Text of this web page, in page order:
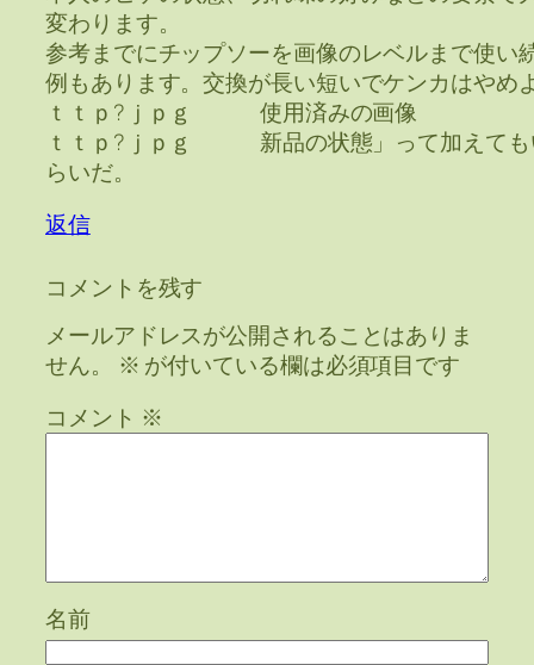
変わります。
参考までにチップソーを画像のレベルまで使い
例もあります。交換が長い短いでケンカはやめ
ｔｔｐ?ｊｐｇ 使用済みの画像
ｔｔｐ?ｊｐｇ 新品の状態」って加えても
らいだ。
返信
コメントを残す
メールアドレスが公開されることはありま
せん。
※ が付いている欄は必須項目です
コメント ※
名前